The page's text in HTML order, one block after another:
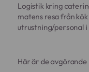
Logistik kring
matens resa från
utrustning/personal i
Här är de